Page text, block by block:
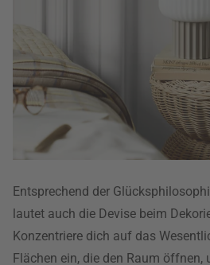
Entsprechend der
lautet auch die Devise beim
Konzentriere dich auf das
Flächen ein, die den Raum öffnen,